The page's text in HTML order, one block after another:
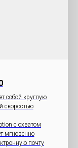
собой круглую
скоростью
с охватом
мгновенно
почту